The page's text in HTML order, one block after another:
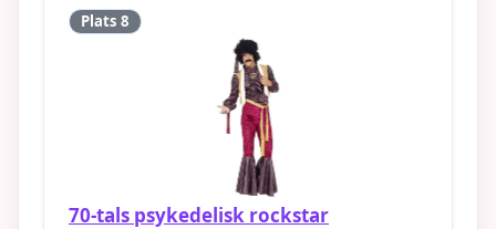
Plats 8
70-tals psykedelisk rockstar